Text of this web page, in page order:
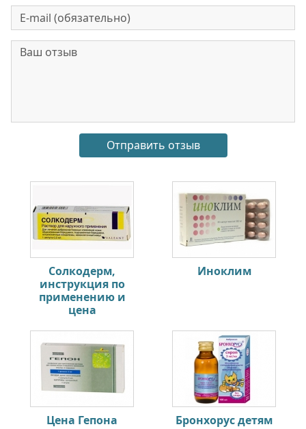
Солкодерм,
инструкция по
применению и
цена
Иноклим
Цена Гепона Бронхорус детям